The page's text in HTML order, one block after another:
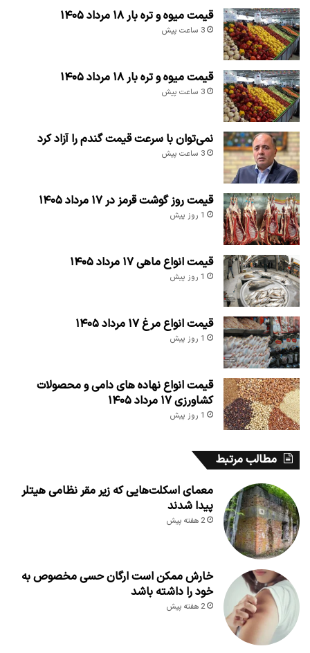
قیمت میوه و تره بار ۱۸ مرداد ۱۴۰۵
3 ساعت پیش
قیمت میوه و تره بار ۱۸ مرداد ۱۴۰۵
3 ساعت پیش
نمی‌توان با سرعت قیمت گندم را آزاد کرد
3 ساعت پیش
قیمت روز گوشت قرمز در ۱۷ مرداد ۱۴۰۵
1 روز پیش
قیمت انواع ماهی ۱۷ مرداد ۱۴۰۵
1 روز پیش
قیمت انواع مرغ ۱۷ مرداد ۱۴۰۵
1 روز پیش
قیمت انواع نهاده های دامی و محصولات
کشاورزی ۱۷ مرداد ۱۴۰۵
1 روز پیش
مطالب مرتبط
معمای اسکلت‌هایی که زیر مقر نظامی هیتلر
پیدا شدند
2 هفته پیش
خارش ممکن است ارگان حسی مخصوص به
خود را داشته باشد
2 هفته پیش